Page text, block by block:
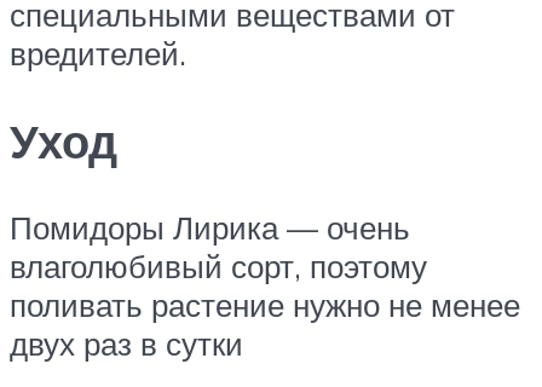
специальными веществами от
вредителей.
Уход
Помидоры Лирика — очень
влаголюбивый сорт, поэтому
поливать растение нужно не менее
двух раз в сутки